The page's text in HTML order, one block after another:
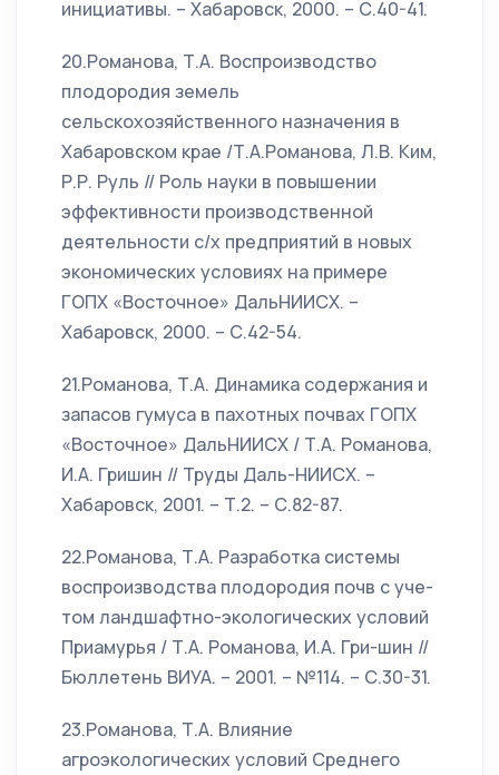
инициативы. – Хабаровск, 2000. – С.40-41.
20.Романова, Т.А. Воспроизводство
плодородия земель
сельскохозяйственного назначения в
Хабаровском крае /Т.А.Романова, Л.В. Ким,
Р.Р. Руль // Роль науки в повышении
эффективности производственной
деятельности с/х предприятий в новых
экономических условиях на примере
ГОПХ «Восточное» ДальНИИСХ. –
Хабаровск, 2000. – С.42-54.
21.Романова, Т.А. Динамика содержания и
запасов гумуса в пахотных почвах ГОПХ
«Восточное» ДальНИИСХ / Т.А. Романова,
И.А. Гришин // Труды Даль-НИИСХ. –
Хабаровск, 2001. – Т.2. – С.82-87.
22.Романова, Т.А. Разработка системы
воспроизводства плодородия почв с уче-
том ландшафтно-экологических условий
Приамурья / Т.А. Романова, И.А. Гри-шин //
Бюллетень ВИУА. – 2001. – №114. – С.30-31.
23.Романова, Т.А. Влияние
агроэкологических условий Среднего